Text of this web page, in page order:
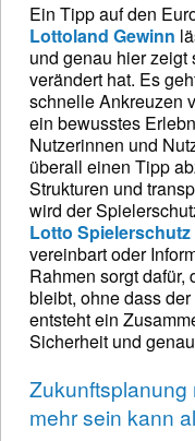
Ein Tipp auf den
Lottoland Gewinn
und genau hier
verändert hat. Es
schnelle Ankreuzen
ein bewusstes
Nutzerinnen und
überall einen Tipp
Strukturen und
wird der
Lotto Spielerschutz
vereinbart oder
Rahmen sorgt dafür,
bleibt, ohne dass
entsteht ein
Sicherheit und
Zukunftsplanung
mehr sein kann